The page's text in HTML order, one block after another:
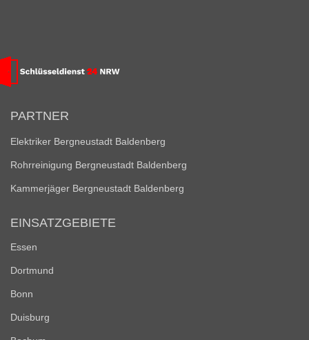
PARTNER
Elektriker Bergneustadt Baldenberg
Rohrreinigung Bergneustadt Baldenberg
Kammerjäger Bergneustadt Baldenberg
EINSATZGEBIETE
Essen
Dortmund
Bonn
Duisburg